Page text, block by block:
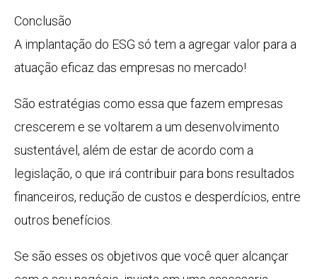
Conclusão
A implantação do ESG só tem a agregar valor para a
atuação eficaz das empresas no mercado!
São estratégias como essa que fazem empresas
crescerem e se voltarem a um desenvolvimento
sustentável, além de estar de acordo com a
legislação, o que irá contribuir para bons resultados
financeiros, redução de custos e desperdícios, entre
outros benefícios.
Se são esses os objetivos que você quer alcançar